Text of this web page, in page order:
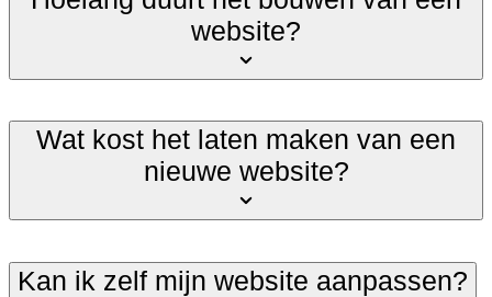
website?
Wat kost het laten maken van een
nieuwe website?
Kan ik zelf mijn website aanpassen?